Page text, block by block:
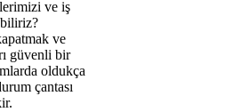
ve iş
ve
güvenli bir
oldukça
çantası